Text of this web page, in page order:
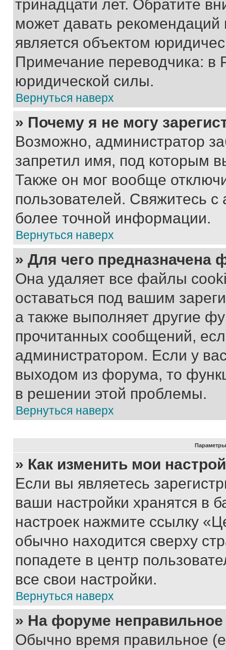
тринадцати лет. Обратите
может давать
является объектом
Примечание переводчика: в
юридической силы.
Вернуться наверх
» Почему я не могу
Возможно, администратор
запретил имя, под которым
Также он мог вообще
пользователей. Свяжитесь
более точной информации.
Вернуться наверх
» Для чего предназначена
Она удаляет все файлы
оставаться под вашим
а также выполняет другие
прочитанных сообщений,
администратором. Если у
выходом из форума, то
в решении этой проблемы.
Вернуться наверх
Параметры
» Как изменить мои
Если вы являетесь
ваши настройки хранятся в
настроек нажмите ссылку
обычно находится сверху
попадете в центр
все свои настройки.
Вернуться наверх
» На форуме
Обычно время правильное